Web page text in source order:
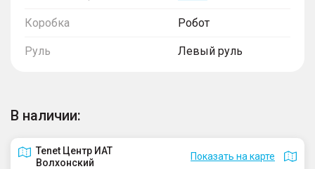
Коробка Робот
Руль Левый руль
В наличии:
Tenet Центр ИАТ
Волхонский
Показать на карте